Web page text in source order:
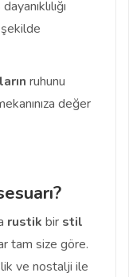
ruhunu
değer
rustik bir stil
tam size göre.
ve nostalji ile